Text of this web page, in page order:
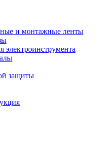
и монтажные ленты
электроинструмента
защиты